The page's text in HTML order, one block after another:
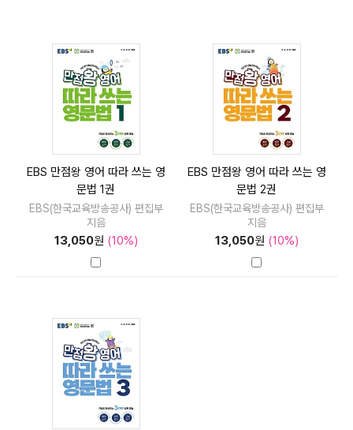
EBS 만점왕 영어 따라 쓰는 영
문법 1권
EBS(한국교육방송공사) 편집부
지음
13,050원 (10%)
EBS 만점왕 영어 따라 쓰는 영
문법 2권
EBS(한국교육방송공사) 편집부
지음
13,050원 (10%)